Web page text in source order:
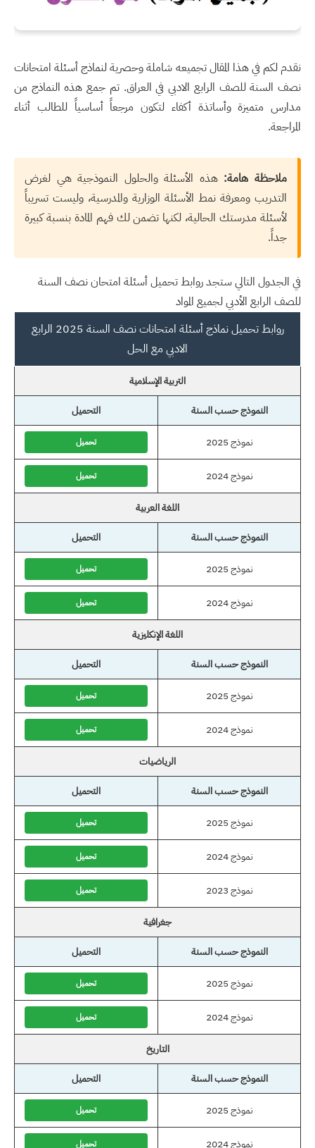
نقدم لكم في هذا المقال تجميعه شاملة وحصرية لنماذج أسئلة امتحانات
نصف السنة للصف الرابع الادبي في العراق. تم جمع هذه النماذج من
مدارس متميزة وأساتذة أكفاء لتكون مرجعاً أساسياً للطالب أثناء
المراجعة.
ملاحظة هامة: هذه الأسئلة والحلول النموذجية هي لغرض
التدريب ومعرفة نمط الأسئلة الوزارية والمدرسية، وليست تسريباً
لأسئلة مدرستك الحالية، لكنها تضمن لك فهم المادة بنسبة كبيرة
جداً.
في الجدول التالي ستجد روابط تحميل أسئلة امتحان نصف السنة
للصف الرابع الأدبي لجميع المواد
روابط تحميل نماذج أسئلة امتحانات نصف السنة 2025 الرابع
الادبي مع الحل
التربية الإسلامية
النموذج حسب السنة
التحميل
نموذج 2025 تحميل
نموذج 2024 تحميل
اللغة العربية
النموذج حسب السنة
التحميل
نموذج 2025 تحميل
نموذج 2024 تحميل
اللغة الإنكليزية
النموذج حسب السنة
التحميل
نموذج 2025 تحميل
نموذج 2024 تحميل
الرياضيات
النموذج حسب السنة
التحميل
نموذج 2025 تحميل
نموذج 2024 تحميل
نموذج 2023 تحميل
جغرافية
النموذج حسب السنة
التحميل
نموذج 2025 تحميل
نموذج 2024 تحميل
التاريخ
النموذج حسب السنة
التحميل
نموذج 2025 تحميل
نموذج 2024 تحميل